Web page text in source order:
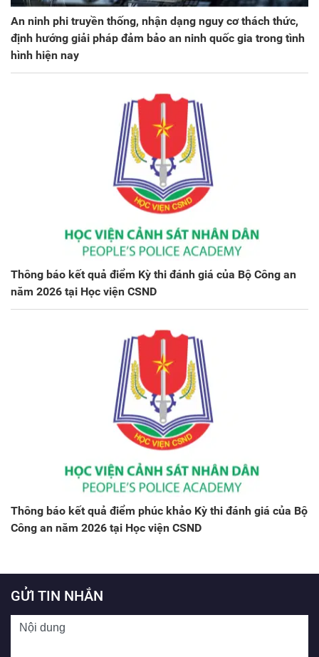
An ninh phi truyền thống, nhận dạng nguy cơ thách thức,
định hướng giải pháp đảm bảo an ninh quốc gia trong tình
hình hiện nay
Thông báo kết quả điểm Kỳ thi đánh giá của Bộ Công an
năm 2026 tại Học viện CSND
Thông báo kết quả điểm phúc khảo Kỳ thi đánh giá của Bộ
Công an năm 2026 tại Học viện CSND
GỬI TIN NHẮN